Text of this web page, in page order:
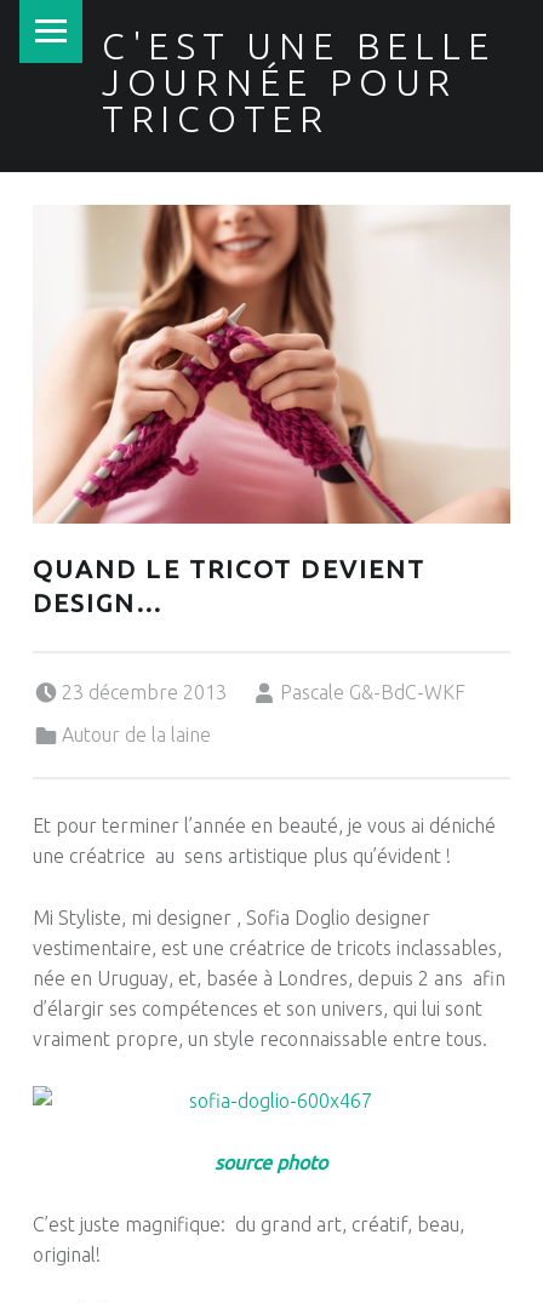
C'EST UNE BELLE
JOURNÉE POUR
TRICOTER
QUAND LE TRICOT DEVIENT
DESIGN…
23 décembre 2013
Pascale G&-BdC-WKF
Autour de la laine
Et pour terminer l’année en beauté, je vous ai déniché
une créatrice au sens artistique plus qu’évident !
Mi Styliste, mi designer , Sofia Doglio designer
vestimentaire, est une créatrice de tricots inclassables,
née en Uruguay, et, basée à Londres, depuis 2 ans afin
d’élargir ses compétences et son univers, qui lui sont
vraiment propre, un style reconnaissable entre tous.
source photo
C’est juste magnifique: du grand art, créatif, beau,
original!